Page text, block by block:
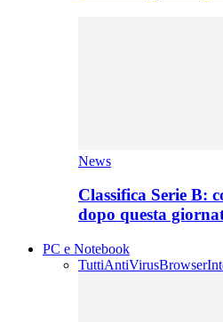
News
Classifica Serie B:
dopo questa
PC e Notebook
TuttiAntiVirusBrowser